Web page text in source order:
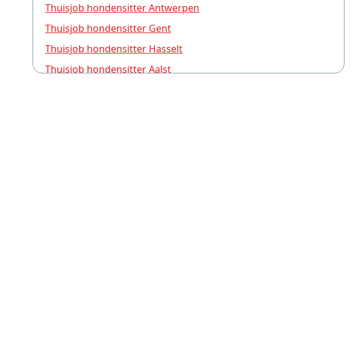
Thuisjob hondensitter Antwerpen
Thuisjob hondensitter Gent
Thuisjob hondensitter Hasselt
Thuisjob hondensitter Aalst